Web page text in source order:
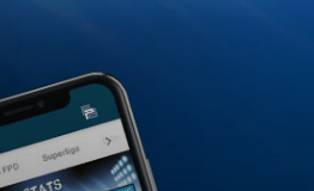
que, poco a poco, hemos
el dirigente en la